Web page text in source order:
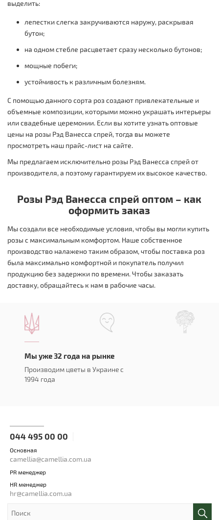
выделить:
лепестки слегка закручиваются наружу, раскрывая
бутон;
на одном стебле расцветает сразу несколько бутонов;
мощные побеги;
устойчивость к различным болезням.
С помощью данного сорта роз создают привлекательные и
объемные композиции, которыми можно украшать интерьеры
или свадебные церемонии. Если вы хотите узнать оптовые
цены на розы Рэд Ванесса спрей, тогда вы можете
просмотреть наш прайс-лист на сайте.
Мы предлагаем исключительно розы Рэд Ванесса спрей от
производителя, а поэтому гарантируем их высокое качество.
Розы Рэд Ванесса спрей оптом – как
оформить заказ
Мы создали все необходимые условия, чтобы вы могли купить
розы с максимальным комфортом. Наше собственное
производство налажено таким образом, чтобы поставка роз
была максимально комфортной и покупатель получил
продукцию без задержки по времени. Чтобы заказать
доставку, обращайтесь к нам в рабочие часы.
Мы уже 32 года на рынке
Производим цветы в Украине с
1994 года
044 495 00 00
Основная
camellia@camellia.com.ua
PR менеджер
HR менеджер
hr@camellia.com.ua